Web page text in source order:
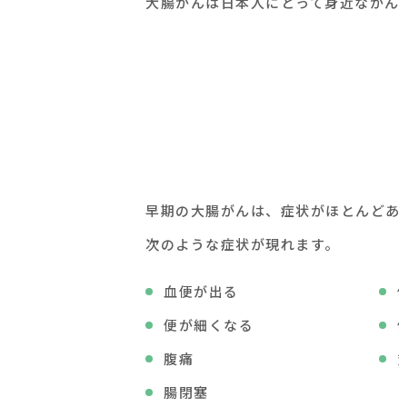
早期の大腸がんは、症状がほとんど
次のような症状が現れます。
血便が出る
便が細くなる
腹痛
腸閉塞